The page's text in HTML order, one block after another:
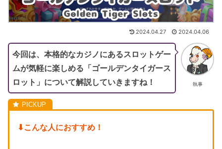
2024.04.27 2024.04.06
執事
今回は、本格的なカジノにあるスロットゲー
ムが気軽に楽しめる「ゴールデンタイガース
ロット」について解説していきますね！
⬇︎こんな人におすすめ！